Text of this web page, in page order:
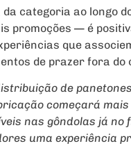
categoria ao longo
promoções — é
que
de prazer fora
de
começará
nas gôndolas já
uma experiência